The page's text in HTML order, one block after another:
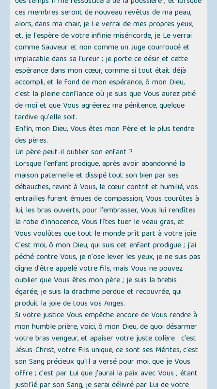
ces membres seront de nouveau revêtus de ma peau,
alors, dans ma chair, je Le verrai de mes propres yeux,
et, je l'espère de votre infinie miséricorde, je Le verrai
comme Sauveur et non comme un Juge courroucé et
implacable dans sa fureur ; je porte ce désir et cette
espérance dans mon cœur, comme si tout était déjà
accompli, et le fond de mon espérance, ô mon Dieu,
c'est la pleine confiance où je suis que Vous aurez pitié
de moi et que Vous agréerez ma pénitence, quelque
tardive qu'elle soit.
Enfin, mon Dieu, Vous êtes mon Père et le plus tendre
des pères.
Un père peut-il oublier son enfant ?
Lorsque l'enfant prodigue, après avoir abandonné la
maison paternelle et dissipé tout son bien par ses
débauches, revint à Vous, le cœur contrit et humilié, vos
entrailles furent émues de compassion, Vous courûtes à
lui, les bras ouverts, pour l'embrasser, Vous lui rendîtes
la robe d'innocence, Vous fîtes tuer le veau gras, et
Vous voulûtes que tout le monde prît part à votre joie.
C'est moi, ô mon Dieu, qui suis cet enfant prodigue ; j'ai
péché contre Vous, je n'ose lever les yeux, je ne suis pas
digne d'être appelé votre fils, mais Vous ne pouvez
oublier que Vous êtes mon père ; je suis la brebis
égarée, je suis la drachme perdue et recouvrée, qui
produit la joie de tous vos Anges.
Si votre justice Vous empêche encore de Vous rendre à
mon humble prière, voici, ô mon Dieu, de quoi désarmer
votre bras vengeur, et apaiser votre juste colère : c'est
Jésus-Christ, votre Fils unique, ce sont ses Mérites, c'est
son Sang précieux qu'Il a versé pour moi, que je Vous
offre ; c'est par Lui que j'aurai la paix avec Vous ; étant
justifié par son Sang, je serai délivré par Lui de votre